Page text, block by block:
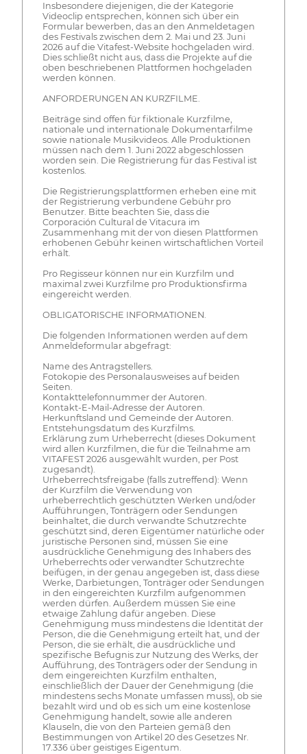
Insbesondere diejenigen, die der Kategorie
Videoclip entsprechen, können sich über ein
Formular bewerben, das an den Anmeldetagen
des Festivals zwischen dem 2. Mai und 23. Juni
2026 auf die Vitafest-Website hochgeladen wird.
Dies schließt nicht aus, dass die Projekte auf die
oben beschriebenen Plattformen hochgeladen
werden können.
ANFORDERUNGEN AN KURZFILME.
Beiträge sind offen für fiktionale Kurzfilme,
nationale und internationale Dokumentarfilme
sowie nationale Musikvideos. Alle Produktionen
müssen nach dem 1. Juni 2022 abgeschlossen
worden sein. Die Registrierung für das Festival ist
kostenlos.
Die Registrierungsplattformen erheben eine mit
der Registrierung verbundene Gebühr pro
Benutzer. Bitte beachten Sie, dass die
Corporación Cultural de Vitacura im
Zusammenhang mit der von diesen Plattformen
erhobenen Gebühr keinen wirtschaftlichen Vorteil
erhält.
Pro Regisseur können nur ein Kurzfilm und
maximal zwei Kurzfilme pro Produktionsfirma
eingereicht werden.
OBLIGATORISCHE INFORMATIONEN.
Die folgenden Informationen werden auf dem
Anmeldeformular abgefragt:
Name des Antragstellers.
Fotokopie des Personalausweises auf beiden
Seiten.
Kontakttelefonnummer der Autoren.
Kontakt-E-Mail-Adresse der Autoren.
Herkunftsland und Gemeinde der Autoren.
Entstehungsdatum des Kurzfilms.
Erklärung zum Urheberrecht (dieses Dokument
wird allen Kurzfilmen, die für die Teilnahme am
VITAFEST 2026 ausgewählt wurden, per Post
zugesandt).
Urheberrechtsfreigabe (falls zutreffend): Wenn
der Kurzfilm die Verwendung von
urheberrechtlich geschützten Werken und/oder
Aufführungen, Tonträgern oder Sendungen
beinhaltet, die durch verwandte Schutzrechte
geschützt sind, deren Eigentümer natürliche oder
juristische Personen sind, müssen Sie eine
ausdrückliche Genehmigung des Inhabers des
Urheberrechts oder verwandter Schutzrechte
beifügen, in der genau angegeben ist, dass diese
Werke, Darbietungen, Tonträger oder Sendungen
in den eingereichten Kurzfilm aufgenommen
werden dürfen. Außerdem müssen Sie eine
etwaige Zahlung dafür angeben. Diese
Genehmigung muss mindestens die Identität der
Person, die die Genehmigung erteilt hat, und der
Person, die sie erhält, die ausdrückliche und
spezifische Befugnis zur Nutzung des Werks, der
Aufführung, des Tonträgers oder der Sendung in
dem eingereichten Kurzfilm enthalten,
einschließlich der Dauer der Genehmigung (die
mindestens sechs Monate umfassen muss), ob sie
bezahlt wird und ob es sich um eine kostenlose
Genehmigung handelt, sowie alle anderen
Klauseln, die von den Parteien gemäß den
Bestimmungen von Artikel 20 des Gesetzes Nr.
17.336 über geistiges Eigentum.